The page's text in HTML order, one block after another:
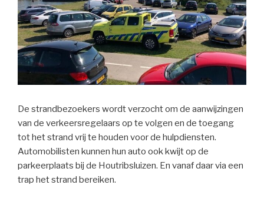
De strandbezoekers wordt verzocht om de aanwijzingen
van de verkeersregelaars op te volgen en de toegang
tot het strand vrij te houden voor de hulpdiensten.
Automobilisten kunnen hun auto ook kwijt op de
parkeerplaats bij de Houtribsluizen. En vanaf daar via een
trap het strand bereiken.